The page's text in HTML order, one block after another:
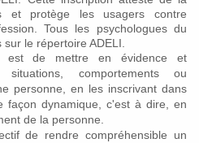
et protège les usagers contre
Tous les psychologues du
le répertoire ADELI.
est de mettre en évidence et
comportements ou
personne, en les inscrivant dans
façon dynamique, c'est à dire, en
de la personne.
de rendre compréhensible un